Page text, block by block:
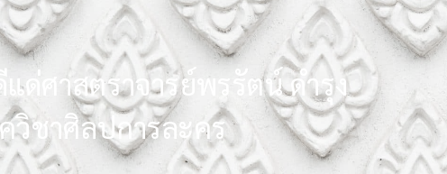
ด่ศาสตราจารย์พรรัตน์ ดำรุง
วิชาศิลปการละคร